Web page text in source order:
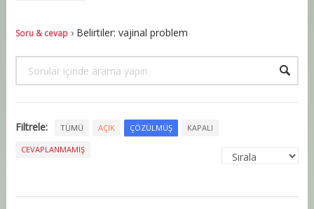
Soru & cevap› Belirtiler: vajinal problem
Filtrele: TÜMÜ AÇIK ÇÖZÜLMÜŞ KAPALI
CEVAPLANMAMIŞ